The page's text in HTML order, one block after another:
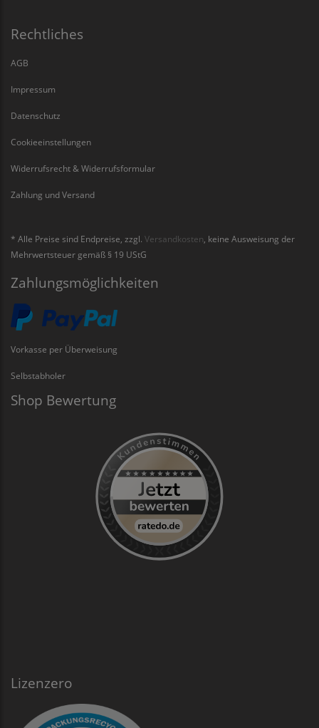
Rechtliches
AGB
Impressum
Datenschutz
Cookieeinstellungen
Widerrufsrecht & Widerrufsformular
Zahlung und Versand
* Alle Preise sind Endpreise, zzgl. Versandkosten , keine Ausweisung der
Mehrwertsteuer gemäß § 19 UStG
Zahlungsmöglichkeiten
Vorkasse per Überweisung
Selbstabholer
Shop Bewertung
Lizenzero